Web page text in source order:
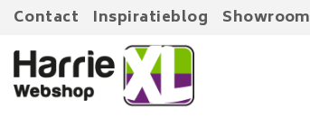
Contact Inspiratieblog Showroom